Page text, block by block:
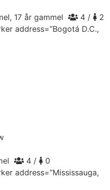
17 år gammel
4 /
2
address=”Bogotá D.C.,
4 /
0
address=”Mississauga,